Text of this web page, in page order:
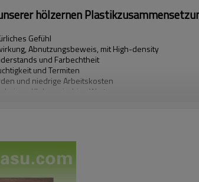
hölzernen
Gefühl
Abnutzungsbeweis, mit High-density
und Farbechtheit
und Termiten
und niedrige Arbeitskosten
Kleber, niedrige Wartung
from-29°C zu 51°C